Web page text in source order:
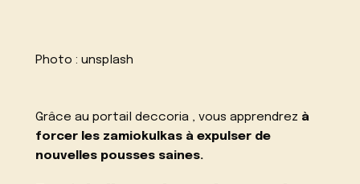
Photo :unsplash
Grâce au portaildeccoria , vous apprendrez à
forcer les zamiokulkas à expulser de
nouvelles pousses saines.